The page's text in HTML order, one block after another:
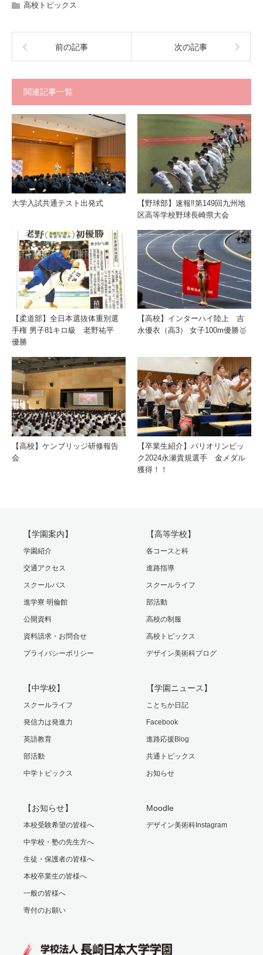
高校トピックス
前の記事 次の記事
関連記事一覧
大学入試共通テスト出発式
【野球部】速報‼️第149回九州地
区高等学校野球長崎県大会
【柔道部】全日本選抜体重別選
手権 男子81キロ級 老野祐平
優勝
【高校】インターハイ陸上 吉
永優衣（高3） 女子100m優勝🥇
【高校】ケンブリッジ研修報告
会
【卒業生紹介】パリオリンピッ
ク2024永瀬貴規選手 金メダル
獲得！！
【学園案内】
学園紹介
交通アクセス
スクールバス
進学寮 明倫館
公開資料
資料請求・お問合せ
プライバシーポリシー
【高等学校】
各コースと科
進路指導
スクールライフ
部活動
高校の制服
高校トピックス
デザイン美術科ブログ
【中学校】
スクールライフ
発信力は発進力
英語教育
部活動
中学トピックス
【学園ニュース】
ことちか日記
Facebook
進路応援Blog
共通トピックス
お知らせ
【お知らせ】
本校受験希望の皆様へ
中学校・塾の先生方へ
生徒・保護者の皆様へ
本校卒業生の皆様へ
一般の皆様へ
寄付のお願い
Moodle
デザイン美術科Instagram